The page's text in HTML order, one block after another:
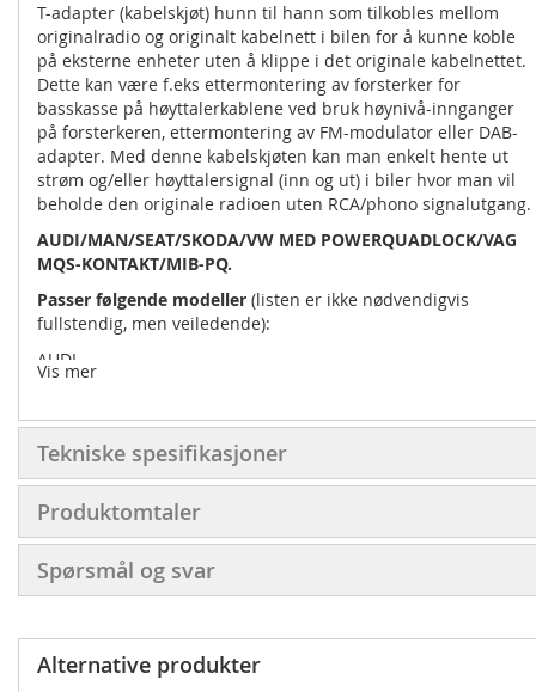
T-adapter (kabelskjøt) hunn til hann som tilkobles mellom
originalradio og originalt kabelnett i bilen for å kunne koble
på eksterne enheter uten å klippe i det originale kabelnettet.
Dette kan være f.eks ettermontering av forsterker for
basskasse på høyttalerkablene ved bruk høynivå-innganger
på forsterkeren, ettermontering av FM-modulator eller DAB-
adapter. Med denne kabelskjøten kan man enkelt hente ut
strøm og/eller høyttalersignal (inn og ut) i biler hvor man vil
beholde den originale radioen uten RCA/phono signalutgang.
AUDI/MAN/SEAT/SKODA/VW MED POWERQUADLOCK/VAG
MQS-KONTAKT/MIB-PQ.
Passer følgende modeller (listen er ikke nødvendigvis
fullstendig, men veiledende):
AUDI
AUDI A1 (8X) 11/2014 - 04/2018*
AUDI A3 (8V) 02/2013 - 05/2016
AUDI A3 (8V) 07/2016 - 03/2020
AUDI Q3 (8U) 10/2011 - 11/2014
AUDI Q3 (8U) 02/2015 - 08/2018
MAN TGE 04/2017 - 2023
Vis mer
Tekniske spesifikasjoner
Produktomtaler
Spørsmål og svar
Alternative produkter